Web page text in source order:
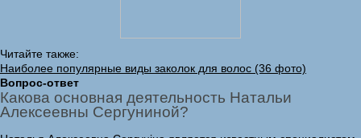
Читайте также:
Наиболее популярные виды заколок для волос (36 фото)
Вопрос-ответ
Какова основная деятельность Натальи
Алексеевны Сергуниной?